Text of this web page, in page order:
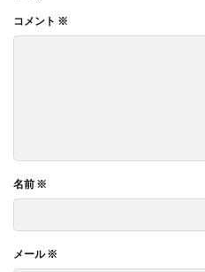
コメント ※
名前 ※
メール※